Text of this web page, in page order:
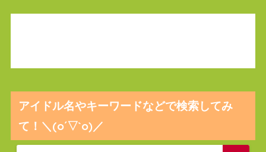
アイドル名やキーワードなどで検索してみ
て！＼(o´▽`o)／